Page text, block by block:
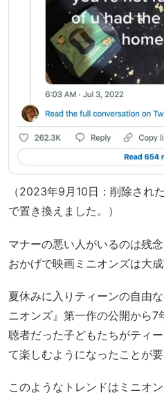
（2023年9月10日：削除され
で置き換えました。）
マナーの悪い人がいるのは残
おかげで映画ミニオンズは大
夏休みに入りティーンの自由
ニオンズ』第一作の公開から7
聴者だった子どもたちがティ
て楽しむようになったことが要
このようなトレンドはミニオ